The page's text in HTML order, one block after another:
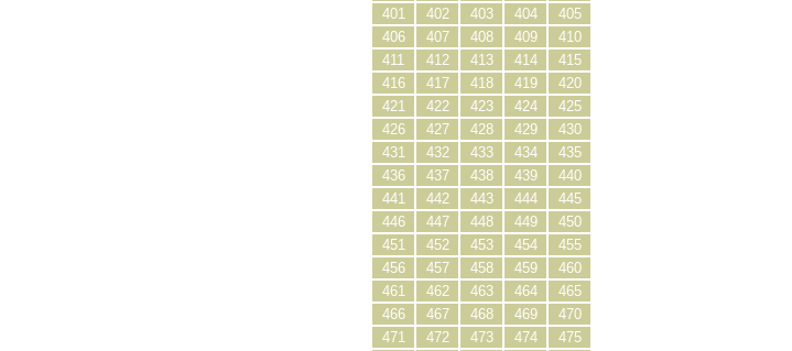
401
402 403 404
405
406
407 408 409
410
411
412 413 414
415
416
417 418 419
420
421
422 423 424
425
426
427 428 429
430
431
432 433 434
435
436
437 438 439
440
441
442 443 444
445
446
447 448 449
450
451
452 453 454
455
456
457 458 459
460
461
462 463 464
465
466
467 468 469
470
471
472 473 474
475